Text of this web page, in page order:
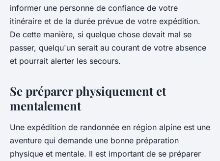
informer une personne de confiance de votre
itinéraire et de la durée prévue de votre expédition.
De cette manière, si quelque chose devait mal se
passer, quelqu'un serait au courant de votre absence
et pourrait alerter les secours.
Se préparer physiquement et
mentalement
Une expédition de randonnée en région alpine est une
aventure qui demande une bonne préparation
physique et mentale. Il est important de se préparer